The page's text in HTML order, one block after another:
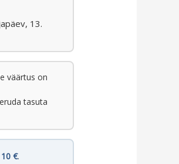
13.
väärtus on
tasuta
10 €.